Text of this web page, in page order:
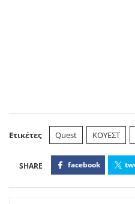
Ετικέτες Quest ΚΟΥΕΣΤ
facebook